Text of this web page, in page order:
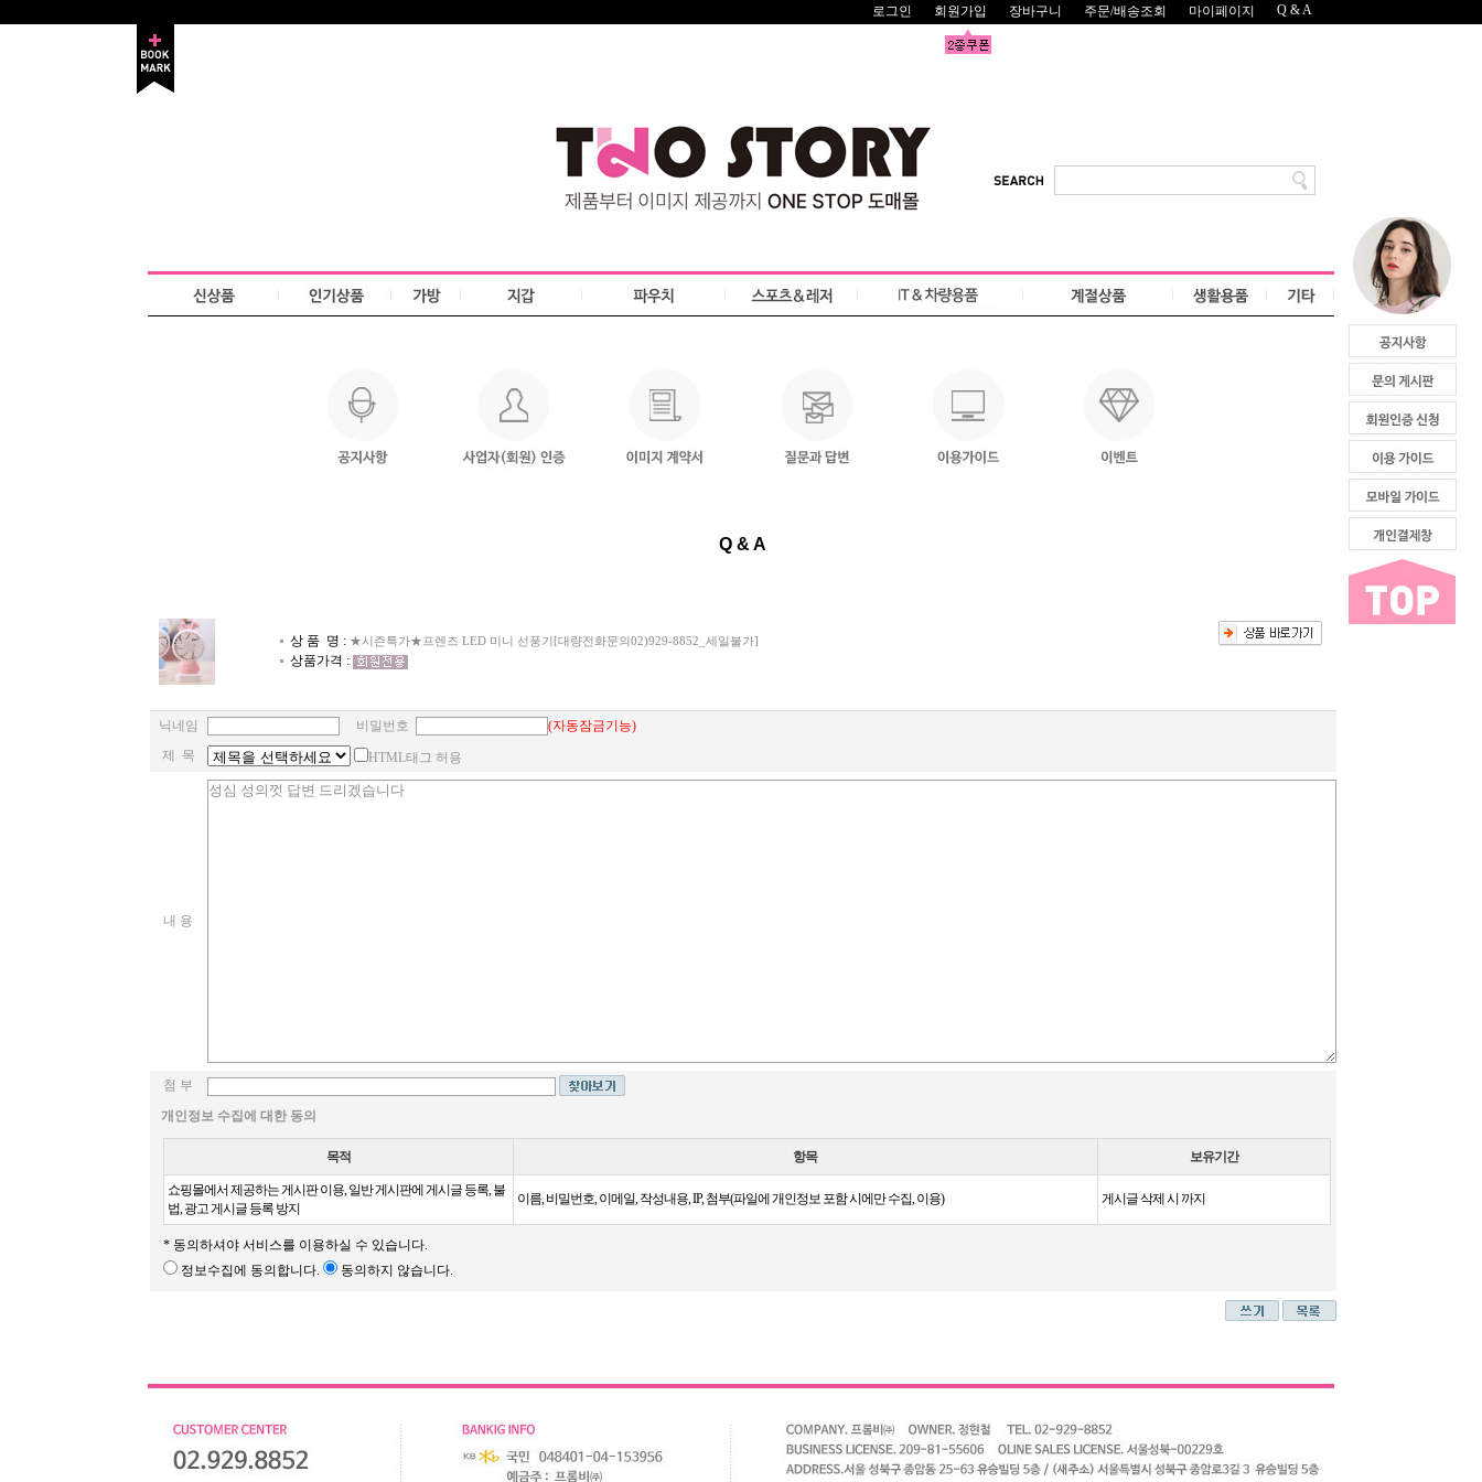
로그인 회원가입 장바구니 주문/배송조회 마이페이지 Q & A
Q & A
상 품 명 : ★시즌특가★프렌즈 LED 미니 선풍기[대량전화문의02)929-8852_세일불가]
상품가격 :
닉네임 비밀번호
(자동잠금기능)
제 목
HTML태그 허용
내 용
첨 부
개인정보 수집에 대한 동의
목적 항목 보유기간
쇼핑몰에서 제공하는 게시판 이용, 일반 게시판에 게시글 등록, 불
법, 광고 게시글 등록 방지
이름, 비밀번호, 이메일, 작성내용, IP, 첨부(파일에 개인정보 포함 시에만 수집, 이용) 게시글 삭제 시 까지
* 동의하셔야 서비스를 이용하실 수 있습니다.
정보수집에 동의합니다.
동의하지 않습니다.